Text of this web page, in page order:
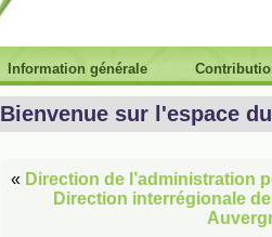
Information générale
Bienvenue sur l'espace
« Direction de l’administration
Direction interrégionale